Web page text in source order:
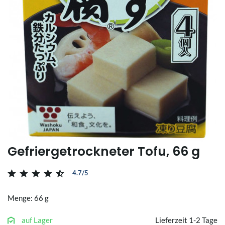
Gefriergetrockneter Tofu, 66 g
4.7/5
Menge: 66 g
auf Lager Lieferzeit 1-2 Tage